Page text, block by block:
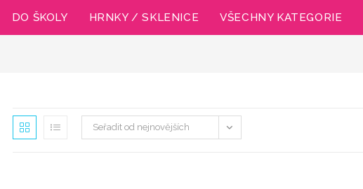
DO ŠKOLY HRNKY / SKLENICE VŠECHNY KATEGORIE
Seřadit od nejnovějších